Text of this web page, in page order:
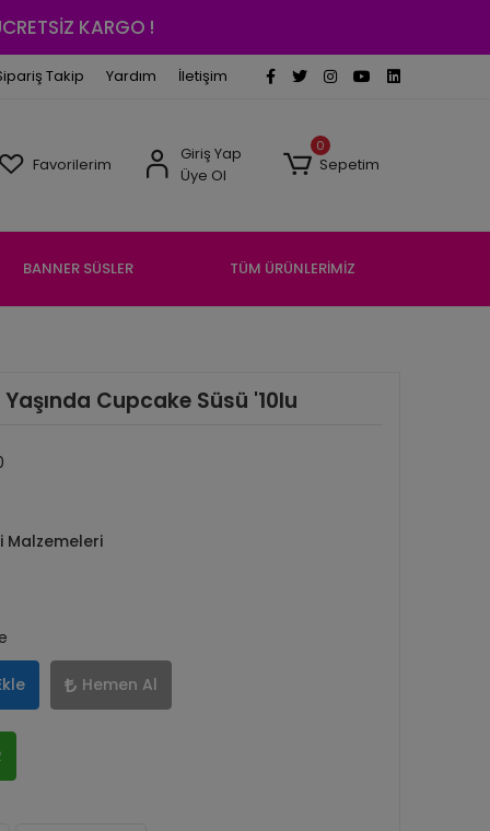
KARGO !
Takip Yardım İletişim
Favorilerim
Giriş Yap
Üye Ol
0
Sepetim
BANNER SÜSLER TÜM ÜRÜNLERİMİZ
Cupcake Süsü '10lu
Malzemeleri
Hemen Al